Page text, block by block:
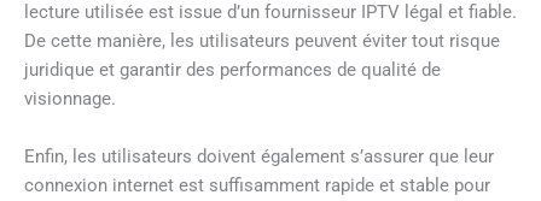
lecture utilisée est issue d’un fournisseur IPTV légal et fiable.
De cette manière, les utilisateurs peuvent éviter tout risque
juridique et garantir des performances de qualité de
visionnage.
Enfin, les utilisateurs doivent également s’assurer que leur
connexion internet est suffisamment rapide et stable pour